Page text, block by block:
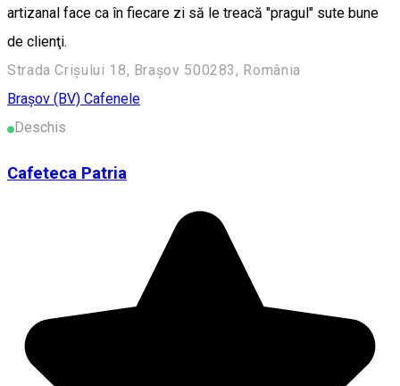
artizanal face ca în fiecare zi să le treacă "pragul" sute bune
de clienţi.
Strada Crișului 18, Brașov 500283, România
Braşov (BV) Cafenele
Deschis
Cafeteca Patria